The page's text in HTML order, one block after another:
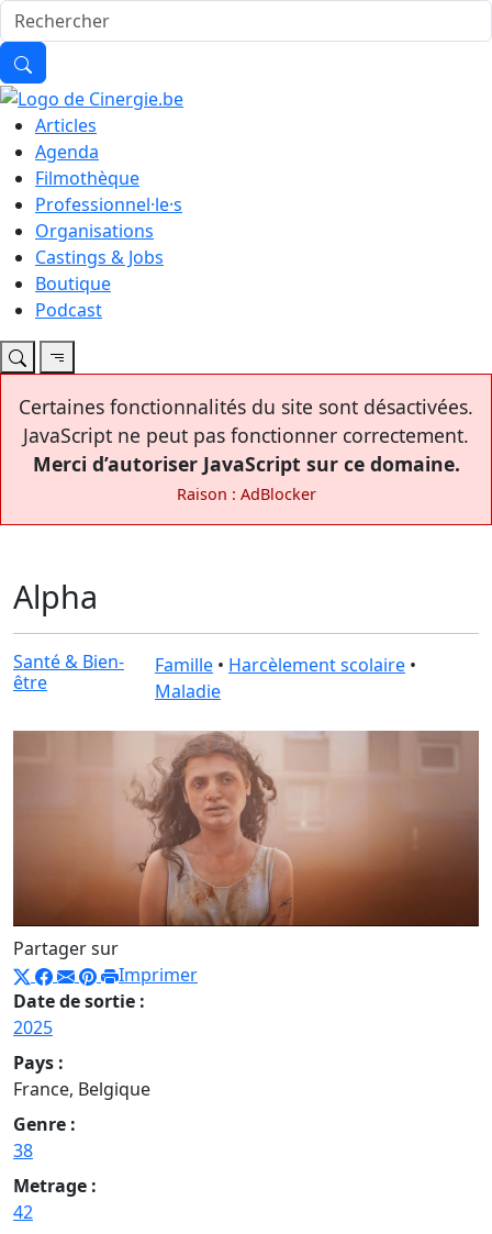
Articles
Agenda
Filmothèque
Professionnel·le·s
Organisations
Castings & Jobs
Boutique
Podcast
Certaines fonctionnalités du site sont désactivées.
JavaScript ne peut pas fonctionner correctement.
Merci d’autoriser JavaScript sur ce domaine.
Raison : AdBlocker
Alpha
Santé & Bien-
être
Famille• Harcèlement scolaire•
Maladie
Partager sur
Imprimer
Date de sortie :
2025
Pays :
France, Belgique
Genre :
38
Metrage :
42